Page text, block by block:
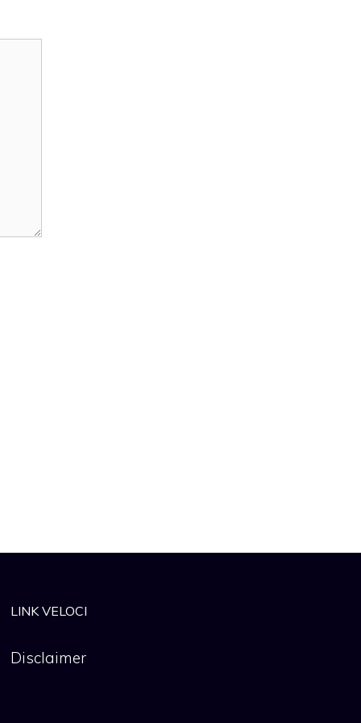
LINK VELOCI
Disclaimer